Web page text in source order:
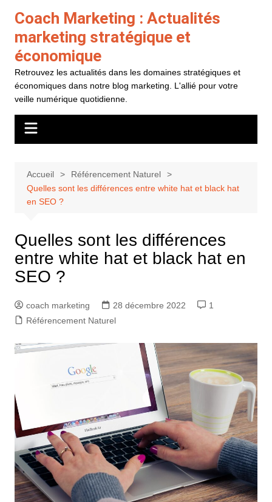
contenu
Coach Marketing : Actualités
marketing stratégique et
économique
Retrouvez les actualités dans les domaines stratégiques et
économiques dans notre blog marketing. L'allié pour votre
veille numérique quotidienne.
Accueil
Référencement Naturel
Quelles sont les différences entre white hat et black hat
en SEO ?
Quelles sont les différences
entre white hat et black hat en
SEO ?
coach marketing 28 décembre 2022
1
Référencement Naturel